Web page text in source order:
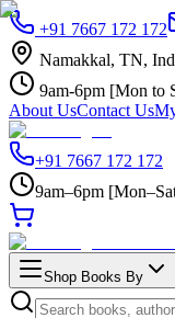
+91 7667 172 172
Namakkal, TN,
9am-6pm [Mon to
About UsContact Us
+91 7667 172 172
9am–6pm
Shop Books By